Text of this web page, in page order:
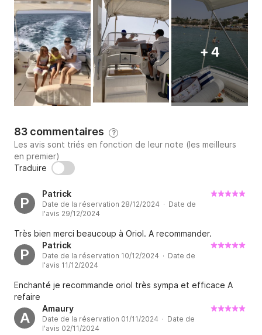
+ 4
83 commentaires ?
Les avis sont triés en fonction de leur note (les meilleurs
en premier)
Traduire
P
Patrick
Date de la réservation 28/12/2024 · Date de
l'avis 29/12/2024
Très bien merci beaucoup à Oriol. A recommander.
P
Patrick
Date de la réservation 10/12/2024 · Date de
l'avis 11/12/2024
Enchanté je recommande oriol très sympa et efficace A
refaire
A
Amaury
Date de la réservation 01/11/2024 · Date de
l'avis 02/11/2024